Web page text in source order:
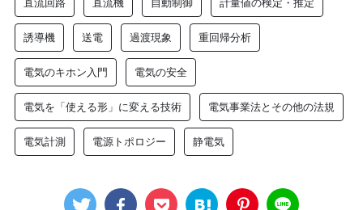
誘導機 送電 過渡現象 重回帰分析
電気のキホン入門 電気の安全
電気を「使える形」に変える技術 電気事業法とその他の法規
電気計測 電源トポロジー 静電気